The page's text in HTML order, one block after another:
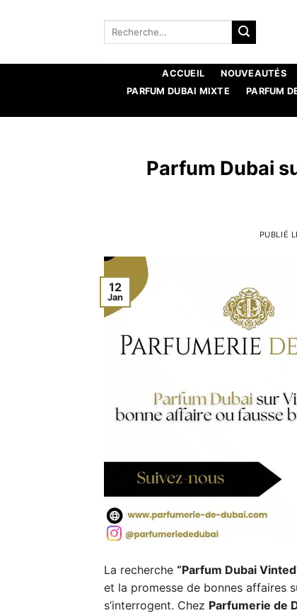
Recherche
ACCUEIL NOUVEAUTÉS
PARFUM DUBAI MIXTE
PARFUM
Parfum Dubai
PUBLIÉ
12
Jan
La recherche “Parfum Dubai
et la promesse de bonnes affaires
s’interrogent. Chez Parfumerie de